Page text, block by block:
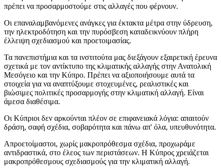
πρέπει να προσαρμοστούμε στις αλλαγές που φέρνουν.
Οι επαναλαμβανόμενες ανάγκες για έκτακτα μέτρα στην ύδρευση,
την ηλεκτροδότηση και την πυρόσβεση καταδεικνύουν πλήρη
έλλειψη σχεδιασμού και προετοιμασίας.
Τα πανεπιστήμια και τα ινστιτούτα μας διεξάγουν εξαιρετική έρευνα
σχετικά με τον αντίκτυπο της κλιματικής αλλαγής στην Ανατολική
Μεσόγειο και την Κύπρο. Πρέπει να αξιοποιήσουμε αυτά τα
στοιχεία για να αναπτύξουμε στοχευμένες, ρεαλιστικές και
βιώσιμες πολιτικές προσαρμογής στην κλιματική αλλαγή. Είναι
άμεσα διαθέσιμα.
Οι Κύπριοι δεν αρκούνται πλέον σε επιφανειακά λόγια: απαιτούν
δράση, σαφή σχέδια, σοβαρότητα και πάνω απ' όλα, υπευθυνότητα.
Απροετοίμαστοι, χωρίς μακροπρόθεσμα σχέδια, προχωράμε
αντιδραστικά, στο έλεος των περιστάσεων. Η Κύπρος χρειάζεται
μακροπρόθεσμους σχεδιασμούς για την κλιματική αλλαγή.